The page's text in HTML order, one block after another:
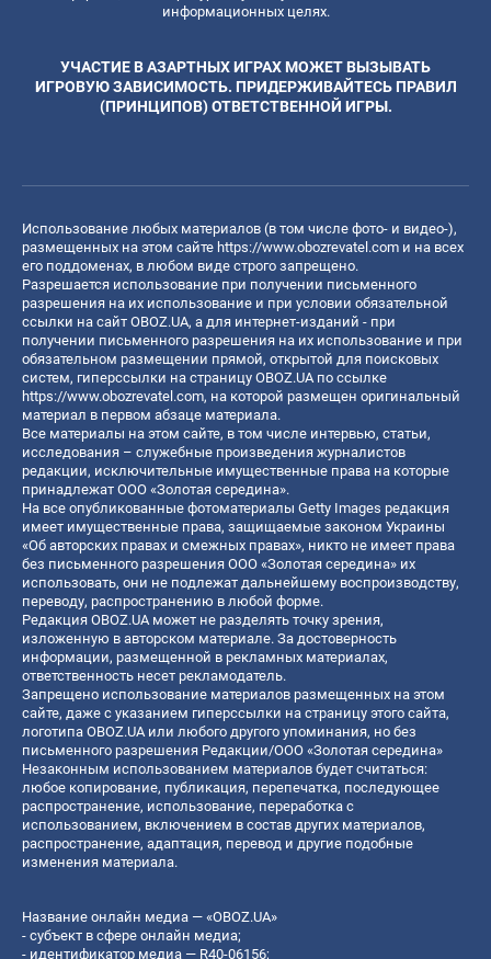
информационных целях.
УЧАСТИЕ В АЗАРТНЫХ ИГРАХ МОЖЕТ ВЫЗЫВАТЬ
ИГРОВУЮ ЗАВИСИМОСТЬ. ПРИДЕРЖИВАЙТЕСЬ ПРАВИЛ
(ПРИНЦИПОВ) ОТВЕТСТВЕННОЙ ИГРЫ.
Использование любых материалов (в том числе фото- и видео-),
размещенных на этом сайте https://www.obozrevatel.com и на всех
его поддоменах, в любом виде строго запрещено.
Разрешается использование при получении письменного
разрешения на их использование и при условии обязательной
ссылки на сайт OBOZ.UA, а для интернет-изданий - при
получении письменного разрешения на их использование и при
обязательном размещении прямой, открытой для поисковых
систем, гиперссылки на страницу OBOZ.UA по ссылке
https://www.obozrevatel.com, на которой размещен оригинальный
материал в первом абзаце материала.
Все материалы на этом сайте, в том числе интервью, статьи,
исследования – служебные произведения журналистов
редакции, исключительные имущественные права на которые
принадлежат ООО «Золотая середина».
На все опубликованные фотоматериалы Getty Images редакция
имеет имущественные права, защищаемые законом Украины
«Об авторских правах и смежных правах», никто не имеет права
без письменного разрешения ООО «Золотая середина» их
использовать, они не подлежат дальнейшему воспроизводству,
переводу, распространению в любой форме.
Редакция OBOZ.UA может не разделять точку зрения,
изложенную в авторском материале. За достоверность
информации, размещенной в рекламных материалах,
ответственность несет рекламодатель.
Запрещено использование материалов размещенных на этом
сайте, даже с указанием гиперссылки на страницу этого сайта,
логотипа OBOZ.UA или любого другого упоминания, но без
письменного разрешения Редакции/ООО «Золотая середина»
Незаконным использованием материалов будет считаться:
любое копирование, публикация, перепечатка, последующее
распространение, использование, переработка с
использованием, включением в состав других материалов,
распространение, адаптация, перевод и другие подобные
изменения материала.
Название онлайн медиа — «OBOZ.UA»
- субъект в сфере онлайн медиа;
- идентификатор медиа — R40-06156;